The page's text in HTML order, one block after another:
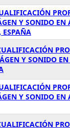
Y SONIDO EN
ESPAÑA
Y SONIDO
Y SONIDO EN